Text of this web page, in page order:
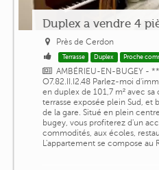
Duplex a vendre 4
Près de Cerdon
Terrasse Duplex Proche
AMBÉRIEU-EN-BUGEY -
O7.82.II.I2.48 Parlez-moi
en duplex de 101,7 m² avec
terrasse exposée plein Sud, et
de la gare. Situé en plein
bugey, vous profiterez d'un
commodités, aux écoles,
L'appartement se compose au